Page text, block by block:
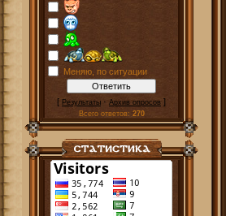
Меняю, по ситуации
[ Результаты · Архив опросов ]
Всего ответов: 270